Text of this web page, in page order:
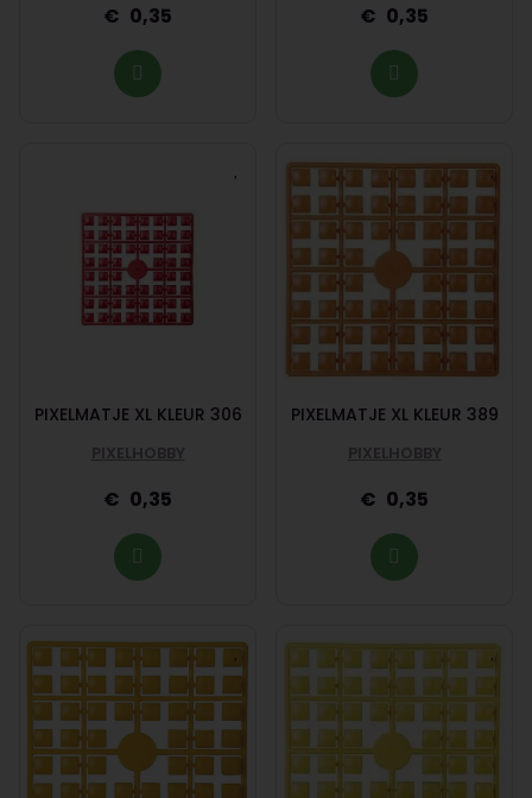
0,35 0,35
PIXELMATJE XL KLEUR 306
PIXELHOBBY
0,35
PIXELMATJE XL KLEUR 389
PIXELHOBBY
0,35